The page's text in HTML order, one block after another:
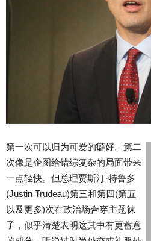
第一次可以归为可爱的癖好。第二
次像是企图给错综复杂的局面带来
一点轻快。但总理贾斯汀·特鲁多
(Justin Trudeau)第三和第四(第五
以及更多)次在政治场合穿主题袜
子，似乎清楚表明这其中有更蓄意